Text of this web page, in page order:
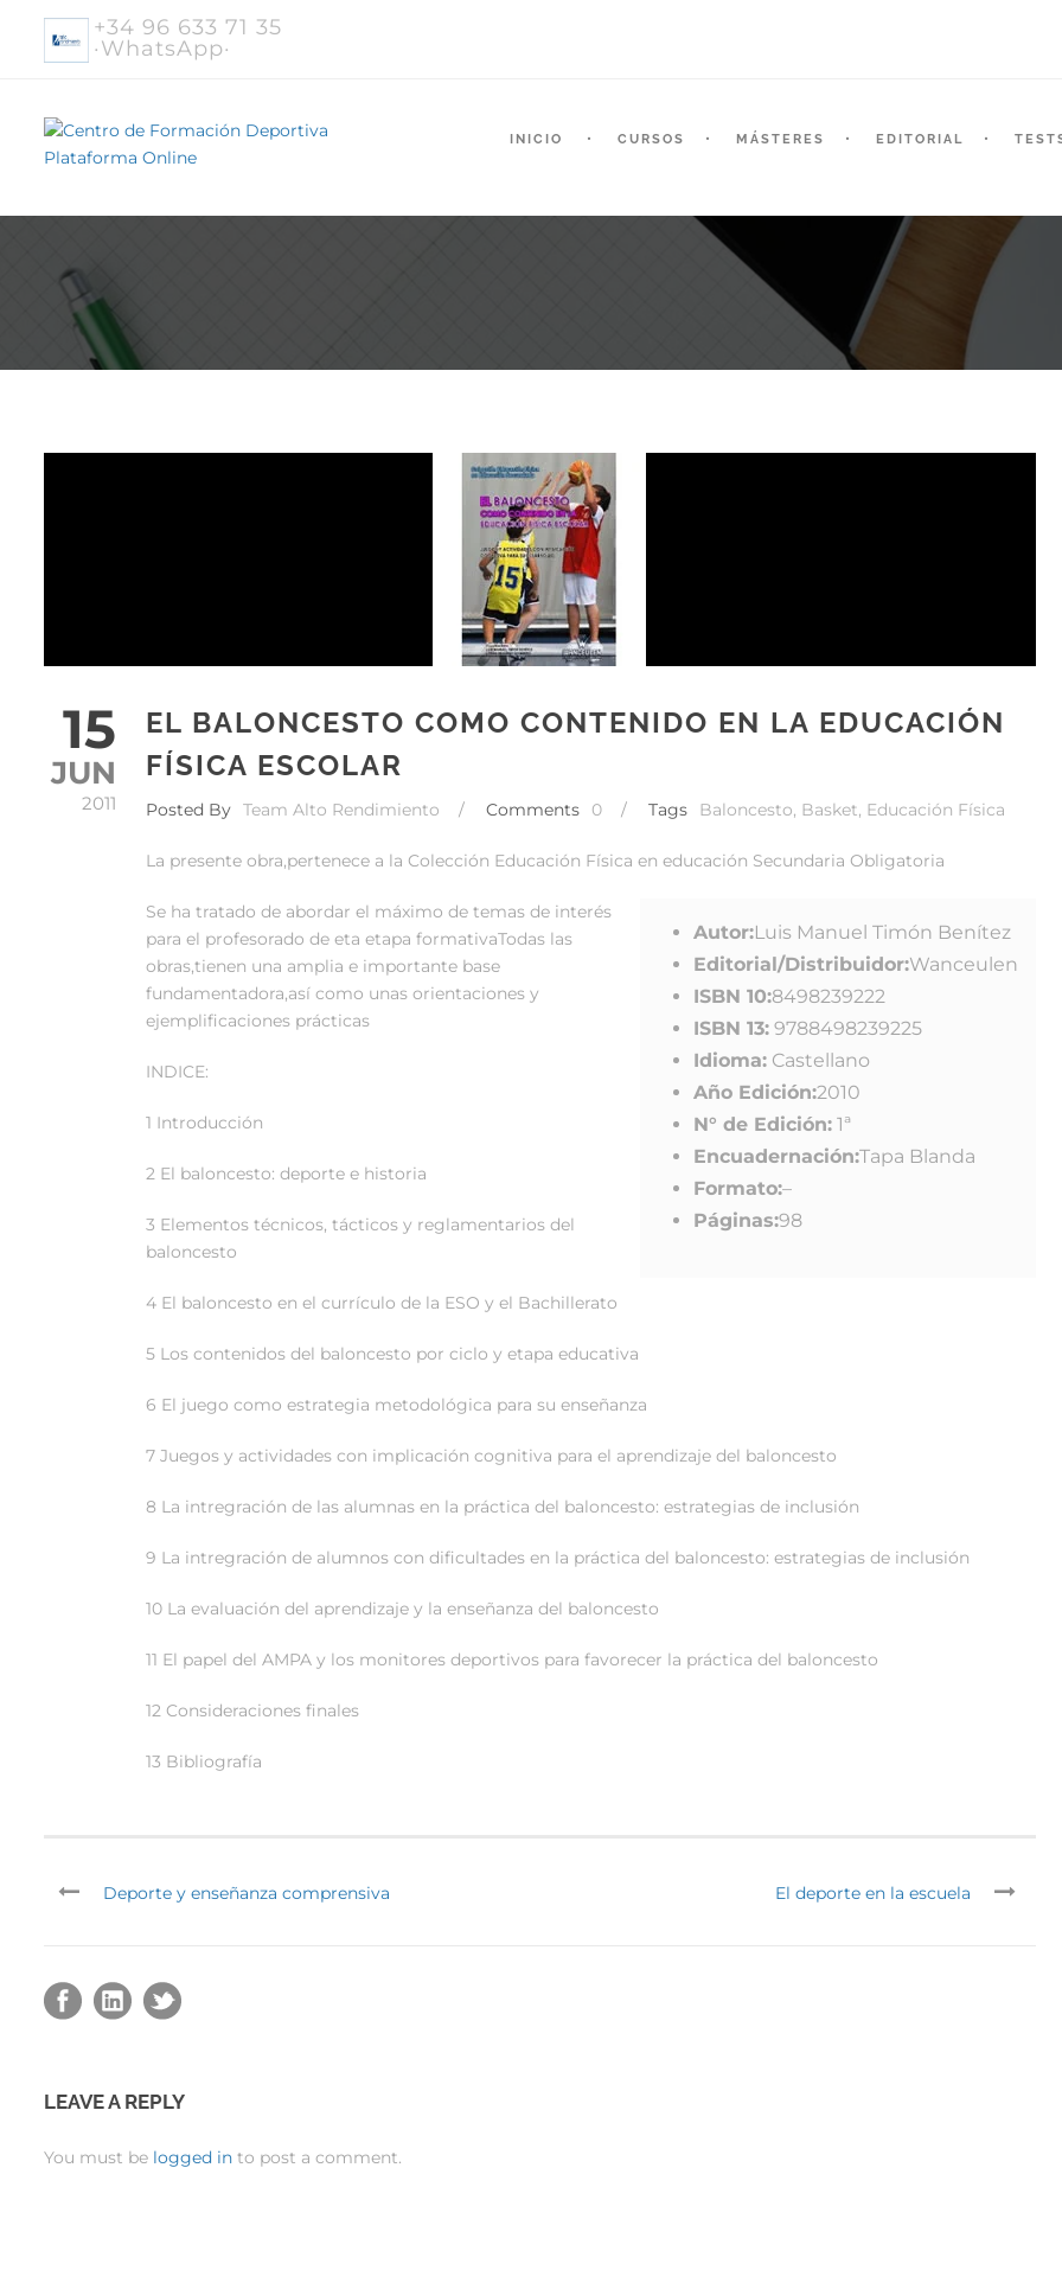
+34 96 633 71 35
·WhatsApp·
INICIO CURSOS MÁSTERES EDITORIAL
15
JUN
2011
EL BALONCESTO COMO CONTENIDO EN LA EDUCACIÓN
FÍSICA ESCOLAR
Posted By Team Alto Rendimiento / Comments 0 / Tags Baloncesto, Basket, Educación Física
La presente obra,pertenece a la Colección Educación Física en educación Secundaria Obligatoria
Autor:Luis Manuel Timón Benítez
Editorial/Distribuidor:Wanceulen
ISBN 10:8498239222
ISBN 13:9788498239225
Idioma:Castellano
Año Edición:2010
N° de Edición:1ª
Encuadernación:Tapa Blanda
Formato:–
Páginas:98
Se ha tratado de abordar el máximo de temas de interés
para el profesorado de eta etapa formativaTodas las
obras,tienen una amplia e importante base
fundamentadora,así como unas orientaciones y
ejemplificaciones prácticas
INDICE:
1 Introducción
2 El baloncesto: deporte e historia
3 Elementos técnicos, tácticos y reglamentarios del
baloncesto
4 El baloncesto en el currículo de la ESO y el Bachillerato
5 Los contenidos del baloncesto por ciclo y etapa educativa
6 El juego como estrategia metodológica para su enseñanza
7 Juegos y actividades con implicación cognitiva para el aprendizaje del baloncesto
8 La intregración de las alumnas en la práctica del baloncesto: estrategias de inclusión
9 La intregración de alumnos con dificultades en la práctica del baloncesto: estrategias de inclusión
10 La evaluación del aprendizaje y la enseñanza del baloncesto
11 El papel del AMPA y los monitores deportivos para favorecer la práctica del baloncesto
12 Consideraciones finales
13 Bibliografía
Deporte y enseñanza comprensiva El deporte en la escuela
LEAVE A REPLY
You must be logged in to post a comment.